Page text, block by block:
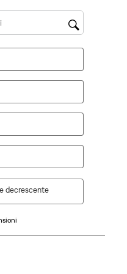
recensioni
decrescente